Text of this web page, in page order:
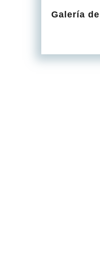
Galería